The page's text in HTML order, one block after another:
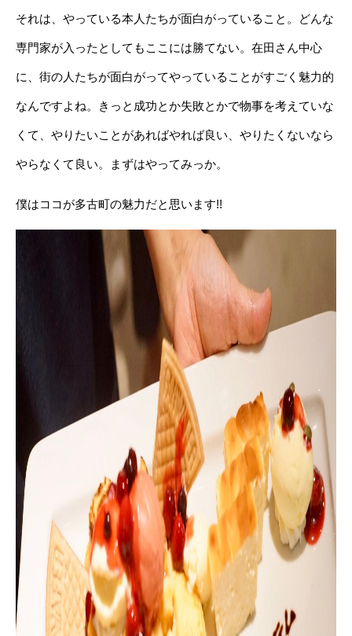
それは、やっている本人たちが面白がっていること。どんな
専門家が入ったとしてもここには勝てない。在田さん中心
に、街の人たちが面白がってやっていることがすごく魅力的
なんですよね。きっと成功とか失敗とかで物事を考えていな
くて、やりたいことがあればやれば良い、やりたくないなら
やらなくて良い。まずはやってみっか。
僕はココが多古町の魅力だと思います!!